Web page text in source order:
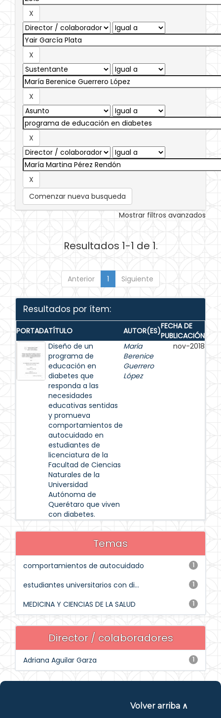
Comenzar nueva busqueda
Mostrar filtros avanzados
Resultados 1-1 de 1.
Anterior 1 Siguiente
Resultados por ítem:
PORTADATÍTULO AUTOR(ES)FECHA DE
PUBLICACIÓN
Diseño de un
programa de
educación en
diabetes que
responda a las
necesidades
educativas sentidas
y promueva
comportamientos de
autocuidado en
estudiantes de
licenciatura de la
Facultad de Ciencias
Naturales de la
Universidad
Autónoma de
Querétaro que viven
con diabetes.
María
Berenice
Guerrero
López
nov-2018
Temas
1
comportamientos de autocuidado
1
estudiantes universitarios con di...
1
MEDICINA Y CIENCIAS DE LA SALUD
Director / colaboradores
1
Adriana Aguilar Garza
Volver arriba ∧